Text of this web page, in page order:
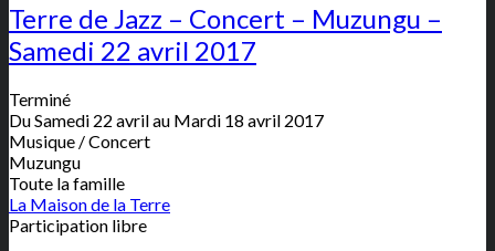
Terre de Jazz – Concert – Muzungu –
Samedi 22 avril 2017
Terminé
Du Samedi 22 avril au Mardi 18 avril 2017
Musique / Concert
Muzungu
Toute la famille
La Maison de la Terre
Participation libre